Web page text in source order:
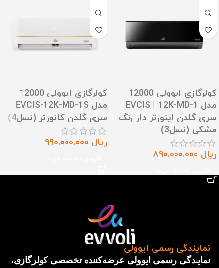
کولرگازی ایوولی 12000
مدل EVCIS | 12K-MD-1
سری گلدن اینورتر دار رنگ
مشکی (نسل3)
ریال
کولرگازی ایوولی 12000
مدل EVCIS-12K-MD-1S
سری گلدن کانورتر (نسل4)
ریال
نمایندگی رسمی ایوولی
نمایندگی رسمی ایوولی عرضه‌کننده تخصصی کولرگازی،